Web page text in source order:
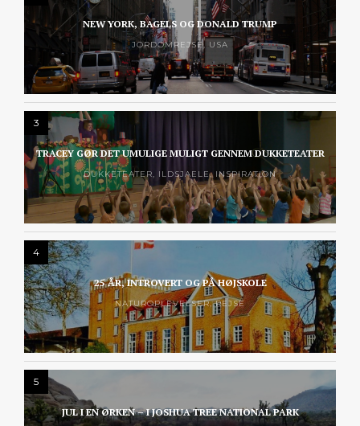
NEW YORK, BAGELS OG DONALD TRUMP
JORDOMREJSE,USA
3
TRACEY GØR DET UMULIGE MULIGT GENNEM DUKKETEATER
DUKKETEATER, ILDSJAELE, INSPIRATION
4
25 ÅR, INTROVERT OG PÅ HØJSKOLE
NATUROPLEVELSER,REJSE
5
JUL I EN ØRKEN – I JOSHUA TREE NATIONAL PARK